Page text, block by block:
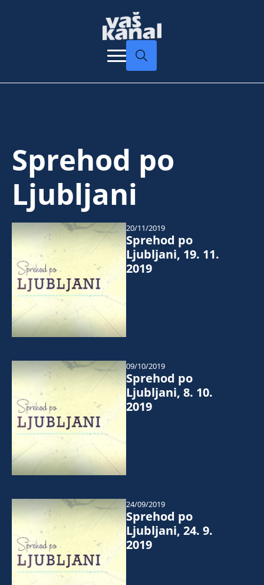
Sprehod po
Ljubljani
Sprehod po
Ljubljani, 19. 11.
2019
20/11/2019
Sprehod po
Ljubljani, 8. 10.
2019
09/10/2019
Sprehod po
Ljubljani, 24. 9.
2019
24/09/2019